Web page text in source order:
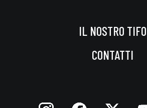
IL NOSTRO TIFO
CONTATTI